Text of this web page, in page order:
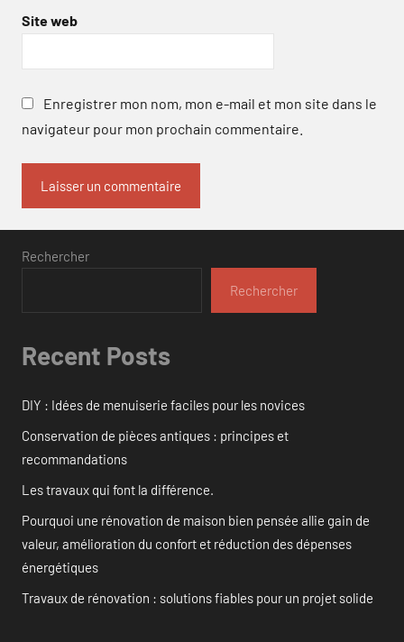
Site web
Enregistrer mon nom, mon e-mail et mon site dans le
navigateur pour mon prochain commentaire.
Rechercher
Rechercher
Recent Posts
DIY : Idées de menuiserie faciles pour les novices
Conservation de pièces antiques : principes et
recommandations
Les travaux qui font la différence.
Pourquoi une rénovation de maison bien pensée allie gain de
valeur, amélioration du confort et réduction des dépenses
énergétiques
Travaux de rénovation : solutions fiables pour un projet solide